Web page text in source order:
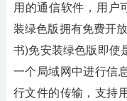
用的通信软件，用户
装绿色版拥有免费开
书)免安装绿色版即使
一个局域网中进行信
行文件的传输，支持